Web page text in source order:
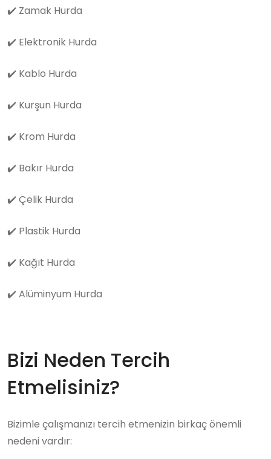
✔️ Zamak Hurda
✔️ Elektronik Hurda
✔️ Kablo Hurda
✔️ Kurşun Hurda
✔️ Krom Hurda
✔️ Bakır Hurda
✔️ Çelik Hurda
✔️ Plastik Hurda
✔️ Kağıt Hurda
✔️ Alüminyum Hurda
Bizi Neden Tercih
Etmelisiniz?
Bizimle çalışmanızı tercih etmenizin birkaç önemli
nedeni vardır: